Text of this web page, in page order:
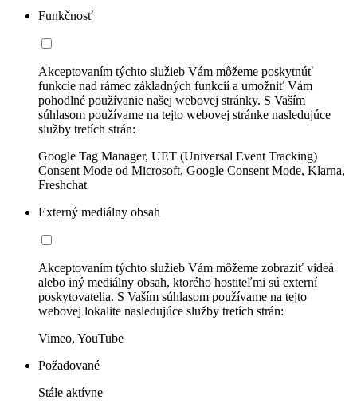
Funkčnosť
Akceptovaním týchto služieb Vám môžeme poskytnúť
funkcie nad rámec základných funkcií a umožniť Vám
pohodlné používanie našej webovej stránky. S Vaším
súhlasom používame na tejto webovej stránke nasledujúce
služby tretích strán:
Google Tag Manager, UET (Universal Event Tracking)
Consent Mode od Microsoft, Google Consent Mode, Klarna,
Freshchat
Externý mediálny obsah
Akceptovaním týchto služieb Vám môžeme zobraziť videá
alebo iný mediálny obsah, ktorého hostiteľmi sú externí
poskytovatelia. S Vaším súhlasom používame na tejto
webovej lokalite nasledujúce služby tretích strán:
Vimeo, YouTube
Požadované
Stále aktívne